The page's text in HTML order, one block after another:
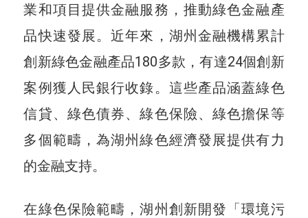
業和項目提供金融服務，推動綠色金融產
品快速發展。近年來，湖州金融機構累計
創新綠色金融產品180多款，有達24個創新
案例獲人民銀行收錄。這些產品涵蓋綠色
信貸、綠色債券、綠色保險、綠色擔保等
多個範疇，為湖州綠色經濟發展提供有力
的金融支持。
在綠色保險範疇，湖州創新開發「環境污